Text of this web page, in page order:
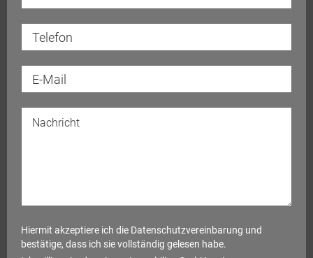
Hiermit akzeptiere ich die Datenschutzvereinbarung und
bestätige, dass ich sie vollständig gelesen habe.